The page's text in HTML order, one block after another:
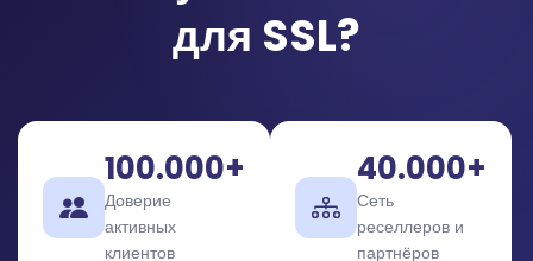
для SSL?
100.000+
Доверие
активных
клиентов
40.000+
Сеть
реселлеров и
партнёров